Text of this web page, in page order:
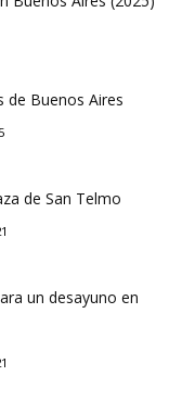
de Buenos Aires
de San Telmo
un desayuno en